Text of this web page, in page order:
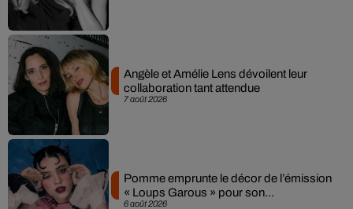
7 août 2026
Angèle et Amélie Lens dévoilent leur
collaboration tant attendue
6 août 2026
Pomme emprunte le décor de l’émission
« Loups Garous » pour son...